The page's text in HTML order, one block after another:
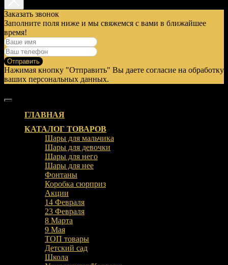
Заказать звонок
Заполните поля ниже и мы свяжемся с вами в ближайшее
время!
Отправить
Нажимая кнопку "Отправить" Вы даете согласие на обработку
ваших персональных данных.
ГЛАВНАЯ
КАТАЛОГ ТОВАРОВ
Шары для мальчика
Шары для девочки
Шары для него
Шары для нее
Фонтаны
Коробка сюрприз
Акции
14 Февраля
23 Февраля
8 Марта
9 Мая
ТОП товары
Детский сад
Школа